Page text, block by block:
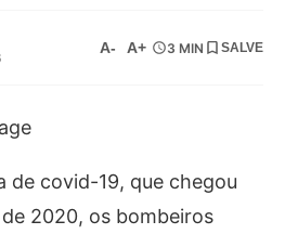
A- A+ 3 MIN SALVE
de covid-19, que chegou
2020, os bombeiros